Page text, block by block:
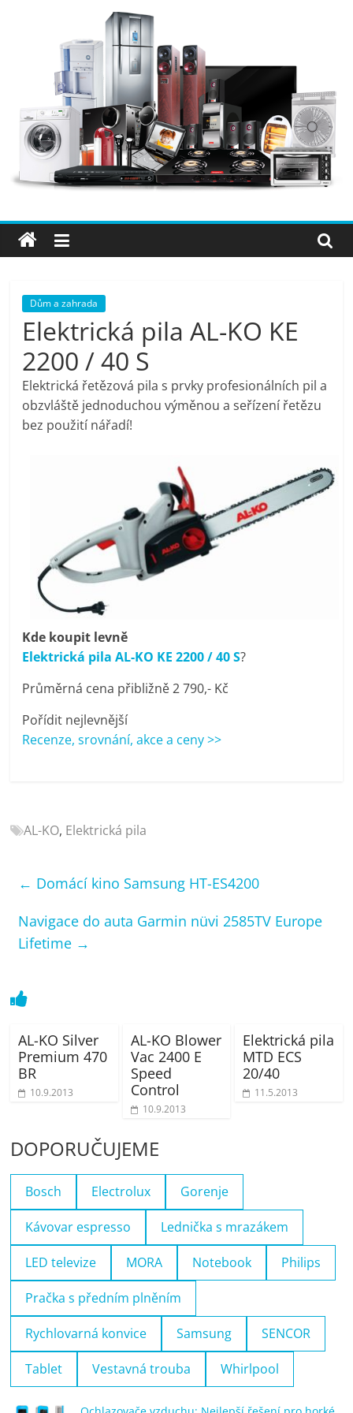
Elektro
OK
–
nejlepší
elektronika
porovnání,
pračky,
televize,
notebooky,
mobilní
telefony,
kávovary,
bazény
Nejlepší
elektronika
porovnání
Elektro
notebooky,
kávovary,
Dům a zahrada
Elektrická pila AL-KO KE
2200 / 40 S
Elektrická řetězová pila s prvky profesionálních pil a
obzvláště jednoduchou výměnou a seřízení řetězu
bez použití nářadí!
Kde koupit levně
Elektrická pila AL-KO KE 2200 / 40 S?
Průměrná cena přibližně 2 790,- Kč
Pořídit nejlevnější
Recenze, srovnání, akce a ceny >>
AL-KO, Elektrická pila
← Domácí kino Samsung HT-ES4200
Navigace do auta Garmin nüvi 2585TV Europe
Lifetime →
AL-KO Silver
Premium 470
BR
10.9.2013
AL-KO Blower
Vac 2400 E
Speed
Control
10.9.2013
Elektrická pila
MTD ECS
20/40
11.5.2013
DOPORUČUJEME
Bosch Electrolux Gorenje
Kávovar espresso Lednička s mrazákem
LED televize MORA Notebook Philips
Pračka s předním plněním
Rychlovarná konvice Samsung SENCOR
Tablet Vestavná trouba Whirlpool